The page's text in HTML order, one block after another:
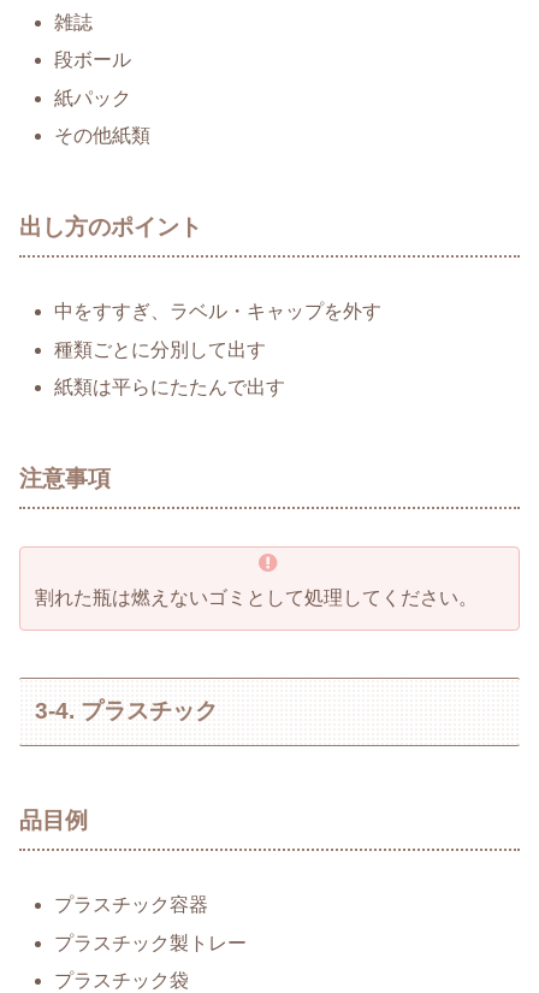
雑誌
段ボール
紙パック
その他紙類
出し方のポイント
中をすすぎ、ラベル・キャップを外す
種類ごとに分別して出す
紙類は平らにたたんで出す
注意事項
割れた瓶は燃えないゴミとして処理してください。
3-4. プラスチック
品目例
プラスチック容器
プラスチック製トレー
プラスチック袋